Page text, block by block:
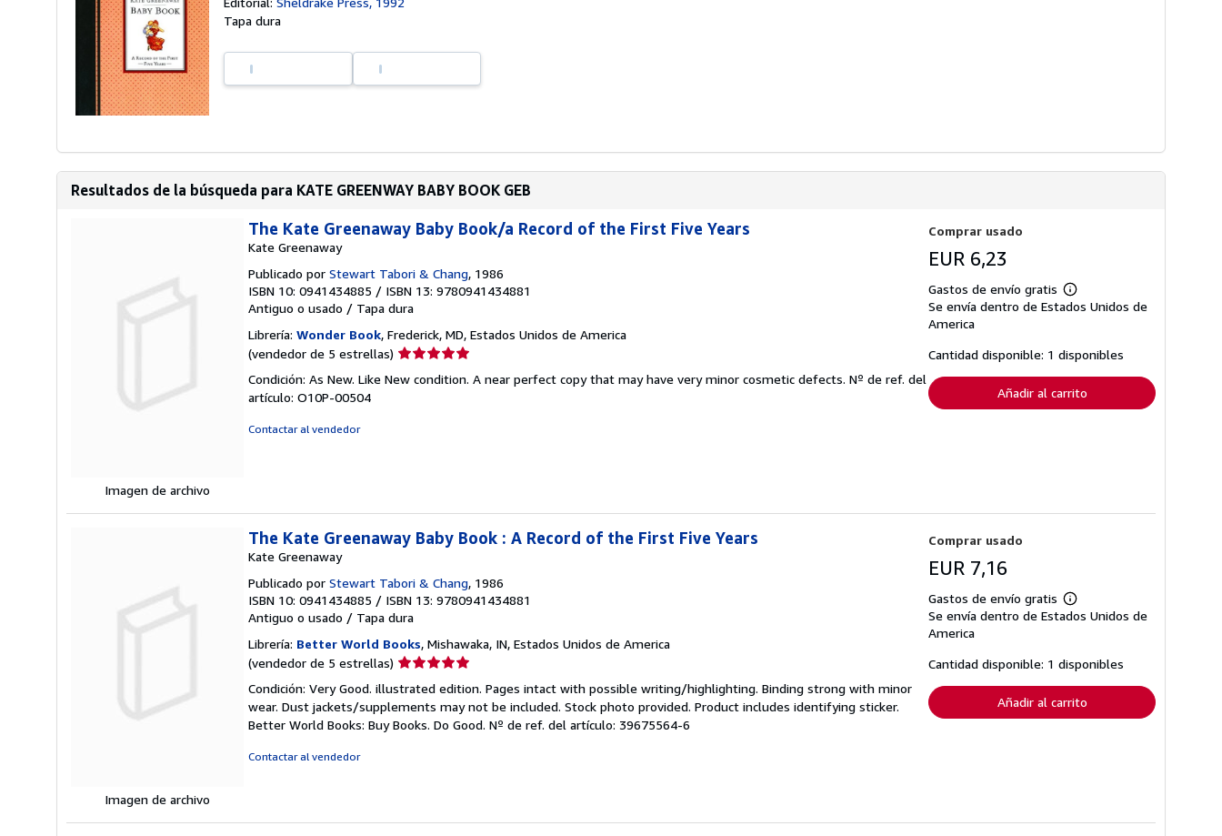
Tapa dura
Resultados de la búsqueda para KATE GREENWAY BABY BOOK GEB
Imagen de archivo
The Kate Greenaway Baby Book/a Record of the First Five Years
Kate Greenaway
Publicado por Stewart Tabori & Chang, 1986
ISBN 10: 0941434885 / ISBN 13: 9780941434881
Antiguo o usado / Tapa dura
Librería: Wonder Book, Frederick, MD, Estados Unidos de America
(vendedor de 5 estrellas) Calificación
vendedor:
Condición: As New. Like New condition. A near perfect copy that may have very minor cosmetic defects. Nº de ref. del
artículo: O10P-00504
Contactar al vendedor
Comprar usado
EUR 6,23
Gastos de envío gratis
Más
información
tarifas
de
envío
Se envía dentro de Estados Unidos de
America
Cantidad disponible: 1 disponibles
Añadir al carrito
Imagen de archivo
The Kate Greenaway Baby Book : A Record of the First Five Years
Kate Greenaway
Publicado por Stewart Tabori & Chang, 1986
ISBN 10: 0941434885 / ISBN 13: 9780941434881
Antiguo o usado / Tapa dura
Librería: Better World Books, Mishawaka, IN, Estados Unidos de America
(vendedor de 5 estrellas) Calificación
vendedor:
5
de
Condición: Very Good. illustrated edition. Pages intact with possible writing/highlighting. Binding strong with minor
wear. Dust jackets/supplements may not be included. Stock photo provided. Product includes identifying sticker.
Better World Books: Buy Books. Do Good. Nº de ref. del artículo: 39675564-6
Contactar al vendedor
Comprar usado
EUR 7,16
Gastos de envío gratis
Más
información
tarifas
de
envío
Se envía dentro de Estados Unidos de
America
Cantidad disponible: 1 disponibles
Añadir al carrito